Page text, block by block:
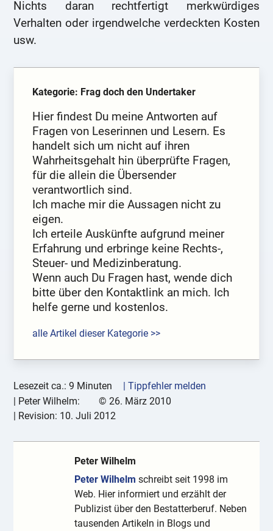
Nichts daran rechtfertigt merkwürdiges
Verhalten oder irgendwelche verdeckten Kosten
usw.
Kategorie: Frag doch den Undertaker
Hier findest Du meine Antworten auf
Fragen von Leserinnen und Lesern. Es
handelt sich um nicht auf ihren
Wahrheitsgehalt hin überprüfte Fragen,
für die allein die Übersender
verantwortlich sind.
Ich mache mir die Aussagen nicht zu
eigen.
Ich erteile Auskünfte aufgrund meiner
Erfahrung und erbringe keine Rechts-,
Steuer- und Medizinberatung.
Wenn auch Du Fragen hast, wende dich
bitte über den Kontaktlink an mich. Ich
helfe gerne und kostenlos.
alle Artikel dieser Kategorie >>
Lesezeit ca.: 9 Minuten
| Tippfehler melden
| Peter Wilhelm: © 26. März 2010
| Revision: 10. Juli 2012
Peter Wilhelm
Peter Wilhelm schreibt seit 1998 im
Web. Hier informiert und erzählt der
Publizist über den Bestatterberuf. Neben
tausenden Artikeln in Blogs und